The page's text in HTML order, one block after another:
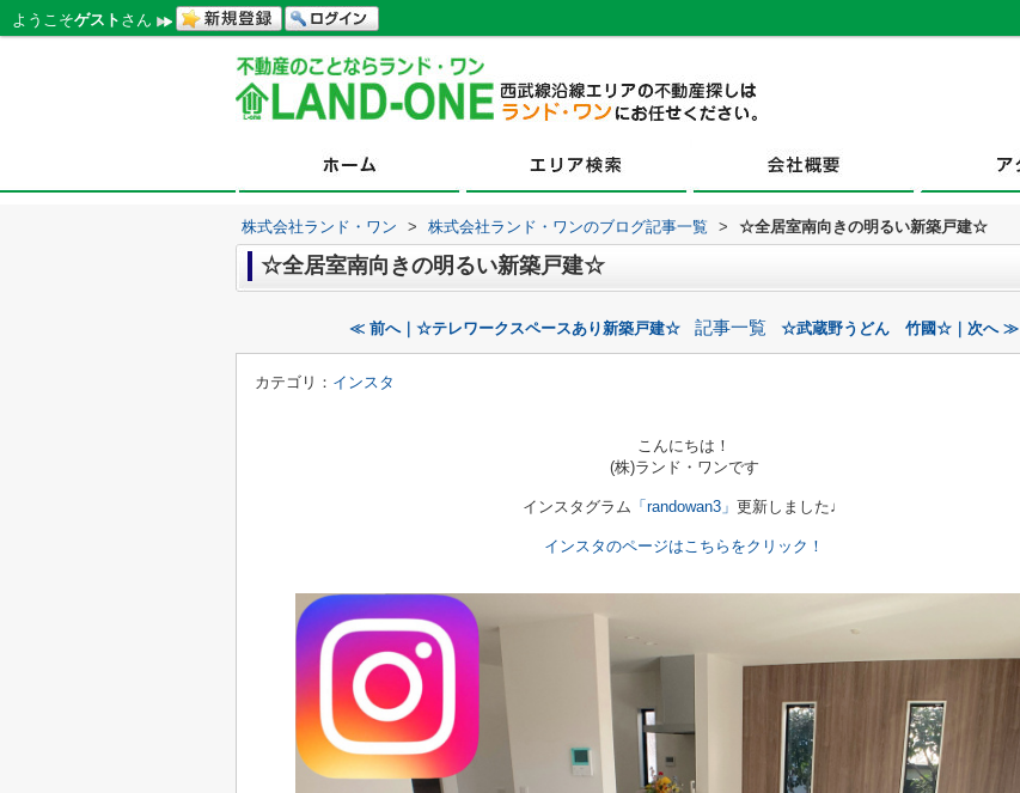
ようこそゲスト さん
株式会社ランド・ワン > 株式会社ランド・ワンのブログ記事一覧 > ☆全居室南向きの明るい新築戸建☆
☆全居室南向きの明るい新築戸建☆
≪ 前へ｜☆テレワークスペースあり新築戸建☆ 記事一覧 ☆武蔵野うどん 竹國☆｜次へ ≫
カテゴリ： インスタ
こんにちは！
(株)ランド・ワンです
インスタグラム 「randowan3」 更新しました♩
インスタのページはこちらをクリック！